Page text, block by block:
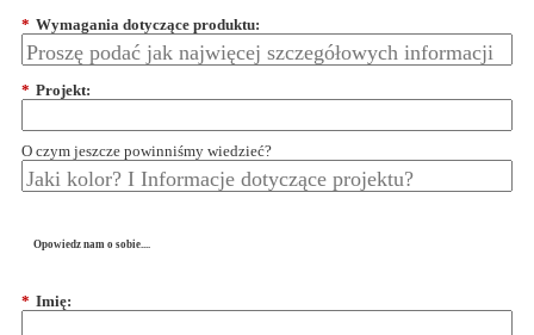
* Wymagania dotyczące produktu:
* Projekt:
O czym jeszcze powinniśmy wiedzieć?
Opowiedz nam o sobie....
* Imię: